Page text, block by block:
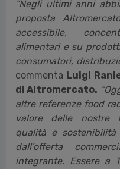
“Negli ultimi anni
proposta
accessibile,
alimentari e su
consumatori,
commenta Luigi
di Altromercato.
altre referenze food
valore delle nostre
qualità e
dall’offerta
integrante. Essere a